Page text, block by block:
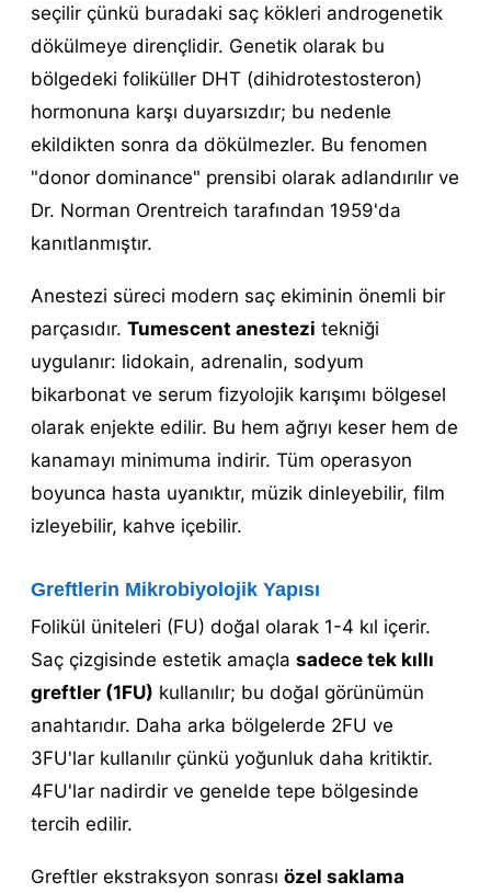
seçilir çünkü buradaki saç kökleri androgenetik
dökülmeye dirençlidir. Genetik olarak bu
bölgedeki foliküller DHT (dihidrotestosteron)
hormonuna karşı duyarsızdır; bu nedenle
ekildikten sonra da dökülmezler. Bu fenomen
"donor dominance" prensibi olarak adlandırılır ve
Dr. Norman Orentreich tarafından 1959'da
kanıtlanmıştır.
Anestezi süreci modern saç ekiminin önemli bir
parçasıdır. Tumescent anestezi tekniği
uygulanır: lidokain, adrenalin, sodyum
bikarbonat ve serum fizyolojik karışımı bölgesel
olarak enjekte edilir. Bu hem ağrıyı keser hem de
kanamayı minimuma indirir. Tüm operasyon
boyunca hasta uyanıktır, müzik dinleyebilir, film
izleyebilir, kahve içebilir.
Greftlerin Mikrobiyolojik Yapısı
Folikül üniteleri (FU) doğal olarak 1-4 kıl içerir.
Saç çizgisinde estetik amaçla sadece tek kıllı
greftler (1FU) kullanılır; bu doğal görünümün
anahtarıdır. Daha arka bölgelerde 2FU ve
3FU'lar kullanılır çünkü yoğunluk daha kritiktir.
4FU'lar nadirdir ve genelde tepe bölgesinde
tercih edilir.
Greftler ekstraksyon sonrası özel saklama